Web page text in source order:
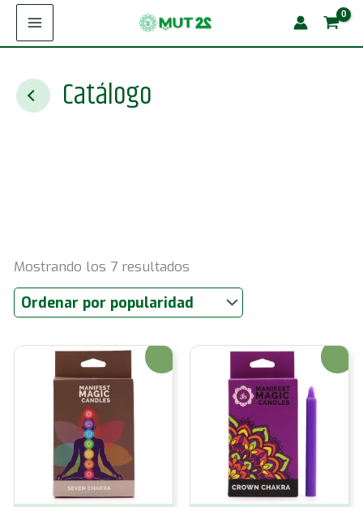
Catálogo
Mostrando los 7 resultados
popularidad
¡Oferta! ¡Oferta!